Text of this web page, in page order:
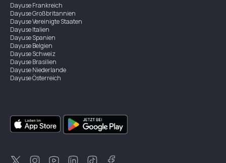
DayuseFrankreich
DayuseGroßbritannien
DayuseVereinigte Staaten
DayuseItalien
DayuseSpanien
DayuseBelgien
DayuseSchweiz
DayuseBrasilien
DayuseNiederlande
DayuseÖsterreich
DayuseSingapur
DayuseZweden
DayuseThailand
DayuseNeuseeland